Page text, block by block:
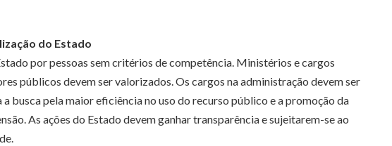
do Estado
por pessoas sem critérios de competência. Ministérios e cargos
públicos devem ser valorizados. Os cargos na administração devem ser
busca pela maior eficiência no uso do recurso público e a promoção da
As ações do Estado devem ganhar transparência e sujeitarem-se ao